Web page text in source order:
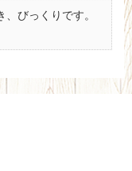
びっくりです。